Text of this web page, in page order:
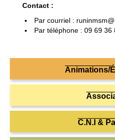
Contact :
Par courriel :
Par téléphone : 09 69 36
Animations/
C.N.I &